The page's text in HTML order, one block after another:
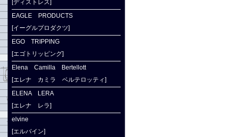
[ディストレス]
EAGLE PRODUCTS
[イーグルプロダクツ]
EGO TRIPPING
[エゴトリッピング]
Elena Camilla Bertellott
[エレナ カミラ ベルテロッティ]
ELENA LERA
[エレナ レラ]
elvine
[エルバイン]